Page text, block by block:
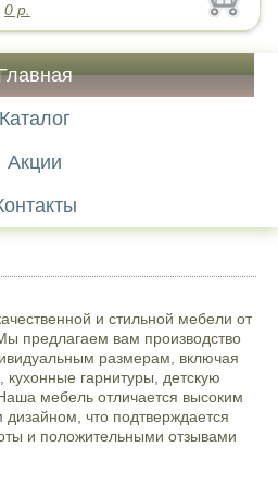
0 р.
Каталог
Акции
и стильной мебели от
предлагаем вам производство
размерам, включая
гарнитуры, детскую
мебель отличается высоким
что подтверждается
и положительными отзывами